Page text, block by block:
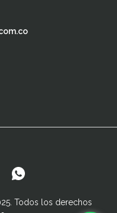
Todos los derechos